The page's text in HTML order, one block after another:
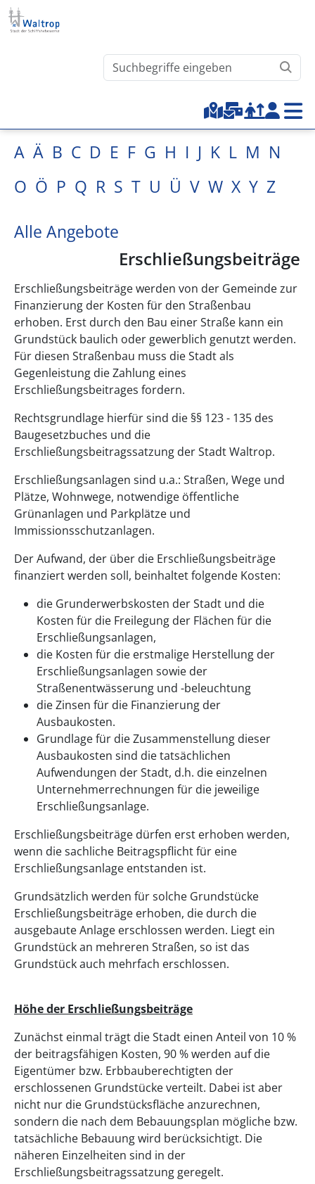
Direkt zum Inhalt
Waltrop.de durchsuchen
Top-Menu
A Ä B C D E F G H I J K L M N
O Ö P Q R S T U Ü V W X Y Z
Alle Angebote
Erschließungsbeiträge
Erschließungsbeiträge werden von der Gemeinde zur
Finanzierung der Kosten für den Straßenbau
erhoben. Erst durch den Bau einer Straße kann ein
Grundstück baulich oder gewerblich genutzt werden.
Für diesen Straßenbau muss die Stadt als
Gegenleistung die Zahlung eines
Erschließungsbeitrages fordern.
Rechtsgrundlage hierfür sind die §§ 123 - 135 des
Baugesetzbuches und die
Erschließungsbeitragssatzung der Stadt Waltrop.
Erschließungsanlagen sind u.a.: Straßen, Wege und
Plätze, Wohnwege, notwendige öffentliche
Grünanlagen und Parkplätze und
Immissionsschutzanlagen.
Der Aufwand, der über die Erschließungsbeiträge
finanziert werden soll, beinhaltet folgende Kosten:
die Grunderwerbskosten der Stadt und die
Kosten für die Freilegung der Flächen für die
Erschließungsanlagen,
die Kosten für die erstmalige Herstellung der
Erschließungsanlagen sowie der
Straßenentwässerung und -beleuchtung
die Zinsen für die Finanzierung der
Ausbaukosten.
Grundlage für die Zusammenstellung dieser
Ausbaukosten sind die tatsächlichen
Aufwendungen der Stadt, d.h. die einzelnen
Unternehmerrechnungen für die jeweilige
Erschließungsanlage.
Erschließungsbeiträge dürfen erst erhoben werden,
wenn die sachliche Beitragspflicht für eine
Erschließungsanlage entstanden ist.
Grundsätzlich werden für solche Grundstücke
Erschließungsbeiträge erhoben, die durch die
ausgebaute Anlage erschlossen werden. Liegt ein
Grundstück an mehreren Straßen, so ist das
Grundstück auch mehrfach erschlossen.
Höhe der Erschließungsbeiträge
Zunächst einmal trägt die Stadt einen Anteil von 10 %
der beitragsfähigen Kosten, 90 % werden auf die
Eigentümer bzw. Erbbauberechtigten der
erschlossenen Grundstücke verteilt. Dabei ist aber
nicht nur die Grundstücksfläche anzurechnen,
sondern die nach dem Bebauungsplan mögliche bzw.
tatsächliche Bebauung wird berücksichtigt. Die
näheren Einzelheiten sind in der
Erschließungsbeitragssatzung geregelt.